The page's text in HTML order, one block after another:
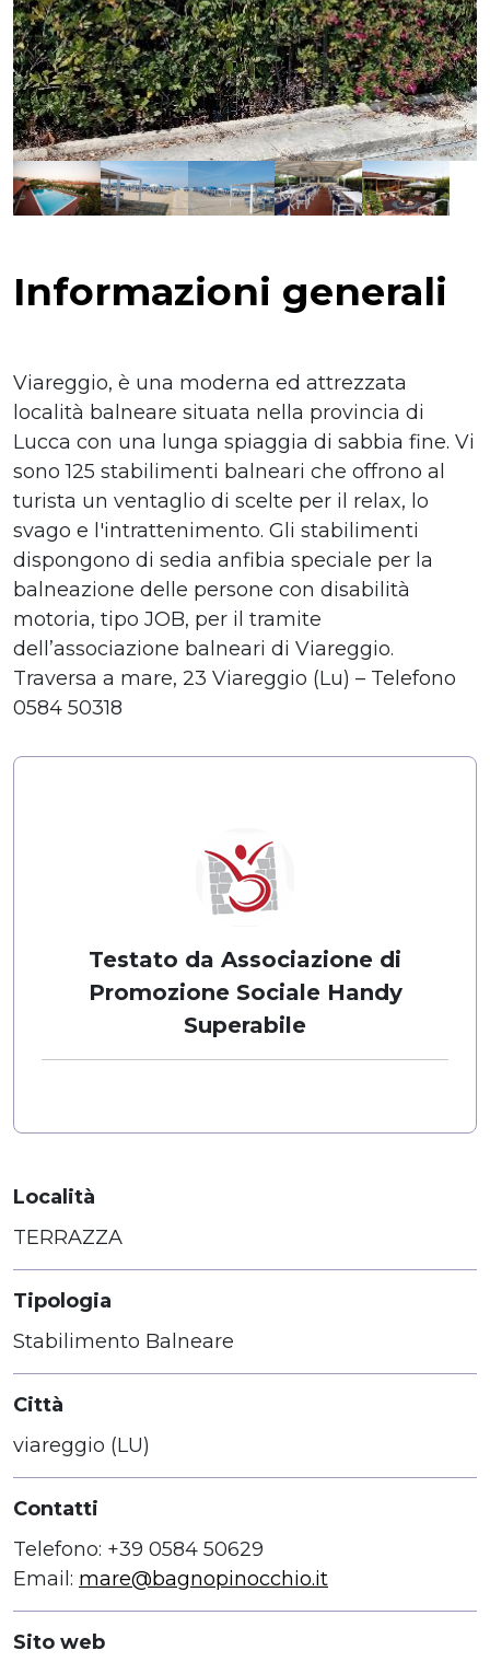
Informazioni generali
Viareggio, è una moderna ed attrezzata
località balneare situata nella provincia di
Lucca con una lunga spiaggia di sabbia fine. Vi
sono 125 stabilimenti balneari che offrono al
turista un ventaglio di scelte per il relax, lo
svago e l'intrattenimento. Gli stabilimenti
dispongono di sedia anfibia speciale per la
balneazione delle persone con disabilità
motoria, tipo JOB, per il tramite
dell’associazione balneari di Viareggio.
Traversa a mare, 23 Viareggio (Lu) – Telefono
0584 50318
Testato da Associazione di
Promozione Sociale Handy
Superabile
Località
TERRAZZA
Tipologia
Stabilimento Balneare
Città
viareggio (LU)
Contatti
Telefono: +39 0584 50629
Email: mare@bagnopinocchio.it
Sito web